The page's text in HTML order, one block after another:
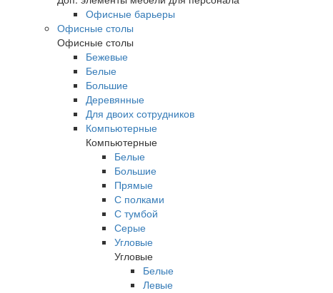
Офисные барьеры
Офисные столы
Офисные столы
Бежевые
Белые
Большие
Деревянные
Для двоих сотрудников
Компьютерные
Компьютерные
Белые
Большие
Прямые
С полками
С тумбой
Серые
Угловые
Угловые
Белые
Левые